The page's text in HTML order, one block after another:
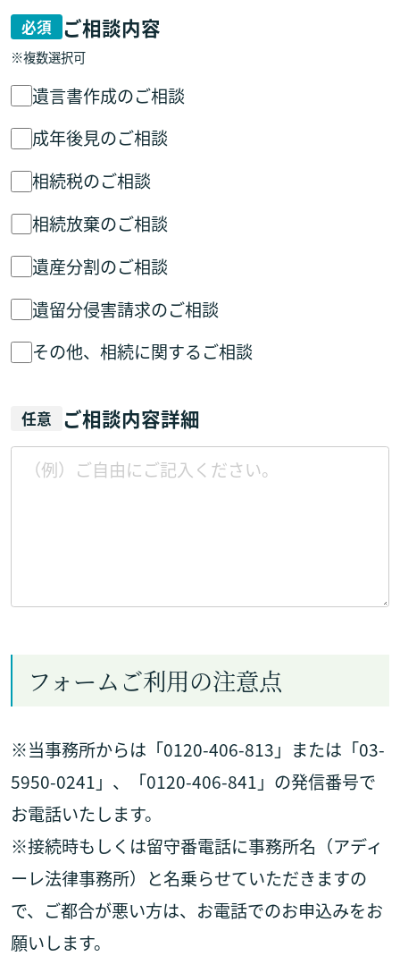
必須 ご相談内容
※複数選択可
遺言書作成のご相談
成年後見のご相談
相続税のご相談
相続放棄のご相談
遺産分割のご相談
遺留分侵害請求のご相談
その他、相続に関するご相談
任意 ご相談内容詳細
フォームご利用の注意点
※当事務所からは「0120-406-813」または「03-
5950-0241」、「0120-406-841」の発信番号で
お電話いたします。
※接続時もしくは留守番電話に事務所名（アディ
ーレ法律事務所）と名乗らせていただきますの
で、ご都合が悪い方は、お電話でのお申込みをお
願いします。